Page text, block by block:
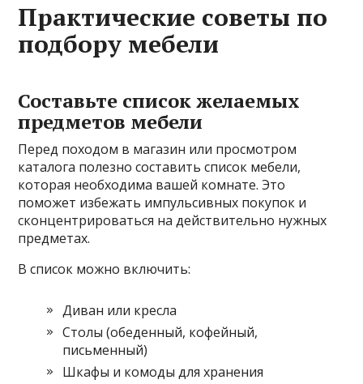
Практические советы по
подбору мебели
Составьте список желаемых
предметов мебели
Перед походом в магазин или просмотром
каталога полезно составить список мебели,
которая необходима вашей комнате. Это
поможет избежать импульсивных покупок и
сконцентрироваться на действительно нужных
предметах.
В список можно включить:
Диван или кресла
Столы (обеденный, кофейный,
письменный)
Шкафы и комоды для хранения